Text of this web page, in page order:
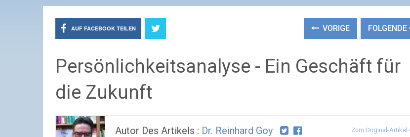
AUF FACEBOOK TEILEN VORIGE FOLGENDE
Persönlichkeitsanalyse - Ein Geschäft für
die Zukunft
Autor Des Artikels : Dr. Reinhard Goy Zum Original-Artikel